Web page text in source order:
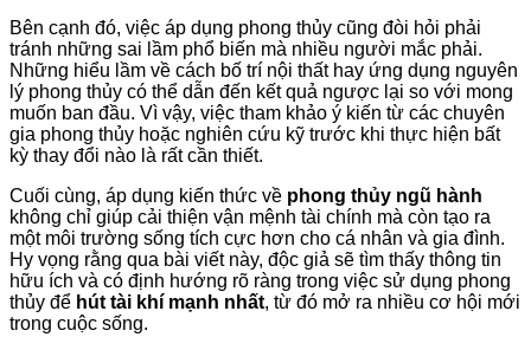
Bên cạnh đó, việc áp dụng phong thủy cũng đòi hỏi phải
tránh những sai lầm phổ biến mà nhiều người mắc phải.
Những hiểu lầm về cách bố trí nội thất hay ứng dụng nguyên
lý phong thủy có thể dẫn đến kết quả ngược lại so với mong
muốn ban đầu. Vì vậy, việc tham khảo ý kiến từ các chuyên
gia phong thủy hoặc nghiên cứu kỹ trước khi thực hiện bất
kỳ thay đổi nào là rất cần thiết.
Cuối cùng, áp dụng kiến thức về phong thủy ngũ hành
không chỉ giúp cải thiện vận mệnh tài chính mà còn tạo ra
một môi trường sống tích cực hơn cho cá nhân và gia đình.
Hy vọng rằng qua bài viết này, độc giả sẽ tìm thấy thông tin
hữu ích và có định hướng rõ ràng trong việc sử dụng phong
thủy để hút tài khí mạnh nhất, từ đó mở ra nhiều cơ hội mới
trong cuộc sống.